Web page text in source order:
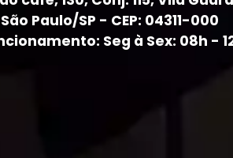
São Paulo/SP - CEP: 04311-000
Seg à Sex: 08h -